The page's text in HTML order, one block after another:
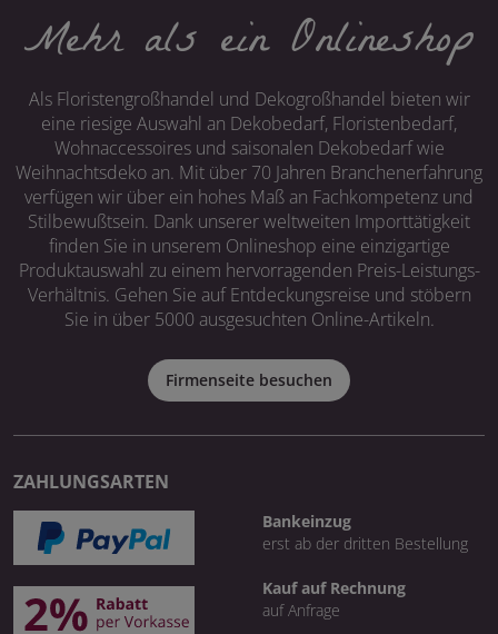
Mehr als ein Onlineshop
Als Floristengroßhandel und Dekogroßhandel bieten wir
eine riesige Auswahl an Dekobedarf, Floristenbedarf,
Wohnaccessoires und saisonalen Dekobedarf wie
Weihnachtsdeko an. Mit über 70 Jahren Branchenerfahrung
verfügen wir über ein hohes Maß an Fachkompetenz und
Stilbewußtsein. Dank unserer weltweiten Importtätigkeit
finden Sie in unserem Onlineshop eine einzigartige
Produktauswahl zu einem hervorragenden Preis-Leistungs-
Verhältnis. Gehen Sie auf Entdeckungsreise und stöbern
Sie in über 5000 ausgesuchten Online-Artikeln.
Firmenseite besuchen
ZAHLUNGSARTEN
Bankeinzug
erst ab der dritten Bestellung
Kauf auf Rechnung
auf Anfrage